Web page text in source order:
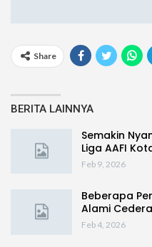
Share
BERITA LAINNYA
Semakin
Liga AAFI
Feb 9, 2026
Beberapa
Alami
Feb 4, 2026